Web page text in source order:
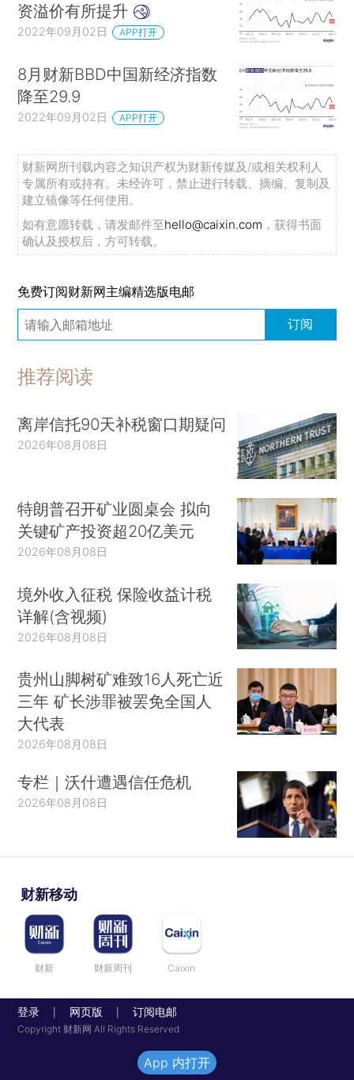
资溢价有所提升
2022年09月02日 APP打开
8月财新BBD中国新经济指数
降至29.9
2022年09月02日 APP打开
财新网所刊载内容之知识产权为财新传媒及/或相关权利人
专属所有或持有。未经许可，禁止进行转载、摘编、复制及
建立镜像等任何使用。
如有意愿转载，请发邮件至hello@caixin.com ，获得书面
确认及授权后，方可转载。
免费订阅财新网主编精选版电邮
订阅
推荐阅读
离岸信托90天补税窗口期疑问
2026年08月08日
特朗普召开矿业圆桌会 拟向
关键矿产投资超20亿美元
2026年08月08日
境外收入征税 保险收益计税
详解(含视频)
2026年08月08日
贵州山脚树矿难致16人死亡近
三年 矿长涉罪被罢免全国人
大代表
2026年08月08日
专栏｜沃什遭遇信任危机
2026年08月08日
财新移动
财新 财新周刊 Caixin
登录 网页版 订阅电邮
Copyright 财新网 All Rights Reserved
App 内打开